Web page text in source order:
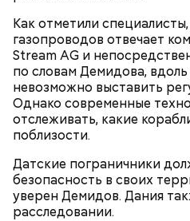
Как отметили
газопроводов отвечает
Stream AG и
по словам Демидова,
невозможно выставить
Однако современные
отслеживать, какие
поблизости.
Датские пограничники
безопасность в своих
уверен Демидов. Дания
расследовании.
— Во время перелета вы
период нахождения не
одного рабочего дня, —